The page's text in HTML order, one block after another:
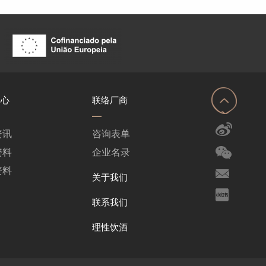
讯
料
料
联络厂商
咨询表单
企业名录
关于我们
联系我们
理性饮酒